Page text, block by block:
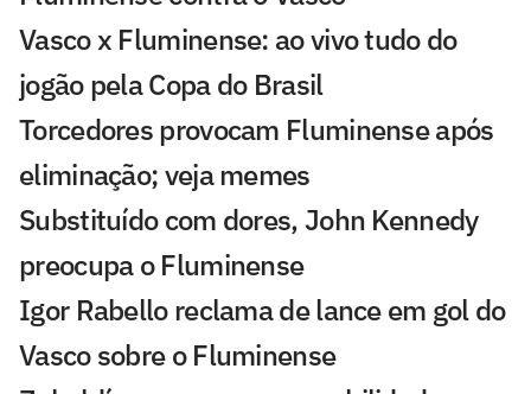
Vasco x Fluminense: ao vivo tudo do
jogão pela Copa do Brasil
Torcedores provocam Fluminense após
eliminação; veja memes
Substituído com dores, John Kennedy
preocupa o Fluminense
Igor Rabello reclama de lance em gol do
Vasco sobre o Fluminense